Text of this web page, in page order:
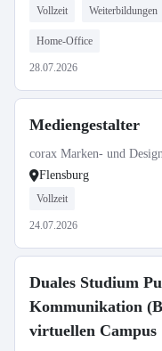
Vollzeit Weiterbildungen
Home-Office
28.07.2026
Mediengestalter
corax Marken- und
Flensburg
Vollzeit
24.07.2026
Duales Studium
Kommunikation
virtuellen Campus